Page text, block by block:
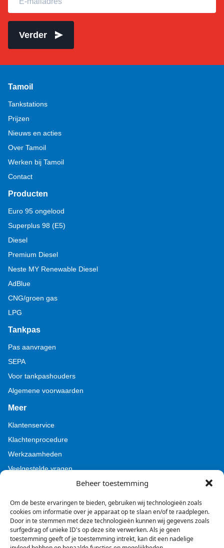
Beheer toestemming
Om de beste ervaringen te bieden, gebruiken wij technologieën zoals
cookies om informatie over je apparaat op te slaan en/of te raadplegen.
Door in te stemmen met deze technologieën kunnen wij gegevens zoals
surfgedrag of unieke ID's op deze site verwerken. Als je geen
toestemming geeft of je toestemming intrekt, kan dit een nadelige
Verder
Tamoil
Tankstations
Prijzen
Nieuws en acties
Over Tamoil
Werken bij Tamoil
Contact
Producten
Euro 95 ongelood
Superplus 98 (E5)
Diesel
Premium Diesel
Neste MY Renewable Diesel
AdBlue
CNG/groen gas
LPG
Tankpas
Pas aanvragen
SEPA
Voor tankpashouders
Algemene voorwaarden
Meer
Klantenservice
Klachtenprocedure
Werkzaamheden
Veelgestelde vragen